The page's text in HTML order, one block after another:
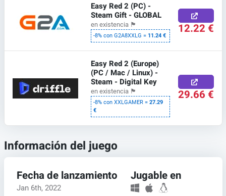
Easy Red 2 (PC) -
Steam Gift - GLOBAL
en existencia 🏴
-8% con G2A8XXLG =11.24 € 12.22 €
Easy Red 2 (Europe)
(PC / Mac / Linux) -
Steam - Digital Key
en existencia 🏴
-8% con XXLGAMER =27.29
€
29.66 €
Información del juego
Fecha de lanzamiento
Jan 6th, 2022
Jugable en